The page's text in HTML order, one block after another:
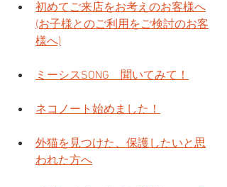
初めてご来店をお考えのお客様へ
(お子様とのご利用をご検討のお客
様へ)
ミーシスSONG　聞いてみて！
ネコノート始めました！
外猫を見つけた、保護したいと思
われた方へ